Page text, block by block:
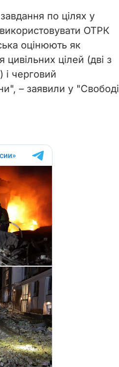
по цілях у
ОТРК
оцінюють як
цілей (дві з
і черговий
– заявили у "Свободі